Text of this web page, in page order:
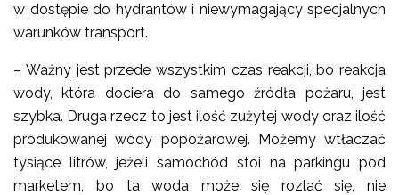
w dostępie do hydrantów i niewymagający specjalnych
warunków transport.
– Ważny jest przede wszystkim czas reakcji, bo reakcja
wody, która dociera do samego źródła pożaru, jest
szybka. Druga rzecz to jest ilość zużytej wody oraz ilość
produkowanej wody popożarowej. Możemy wtłaczać
tysiące litrów, jeżeli samochód stoi na parkingu pod
marketem, bo ta woda może się rozlać się, nie